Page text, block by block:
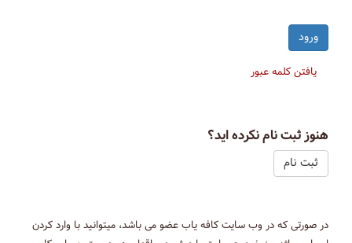
یافتن کلمه عبور
هنوز ثبت نام نکرده اید؟
ثبت نام
در صورتی که در وب سایت کافه یاب عضو می باشد، میتوانید با وارد کردن